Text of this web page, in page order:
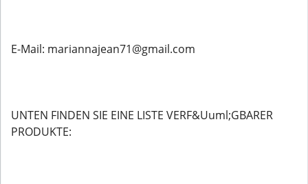
E-Mail: mariannajean71@gmail.com
UNTEN FINDEN SIE EINE LISTE VERF&Uuml;GBARER
PRODUKTE: